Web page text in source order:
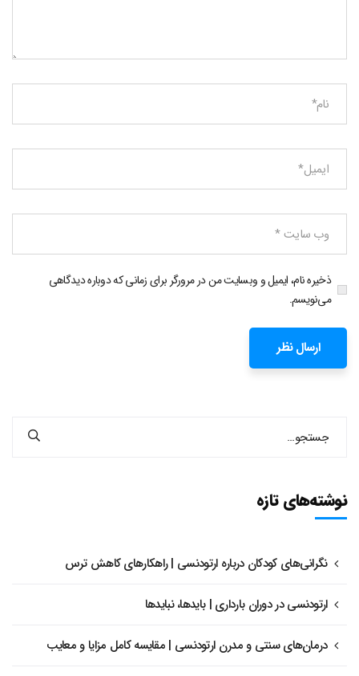
ذخیره نام، ایمیل و وبسایت من در مرورگر برای زمانی که دوباره دیدگاهی
می‌نویسم.
نوشته‌های تازه
نگرانی‌های کودکان درباره ارتودنسی | راهکارهای کاهش ترس
ارتودنسی در دوران بارداری | بایدها، نبایدها
درمان‌های سنتی و مدرن ارتودنسی | مقایسه کامل مزایا و معایب